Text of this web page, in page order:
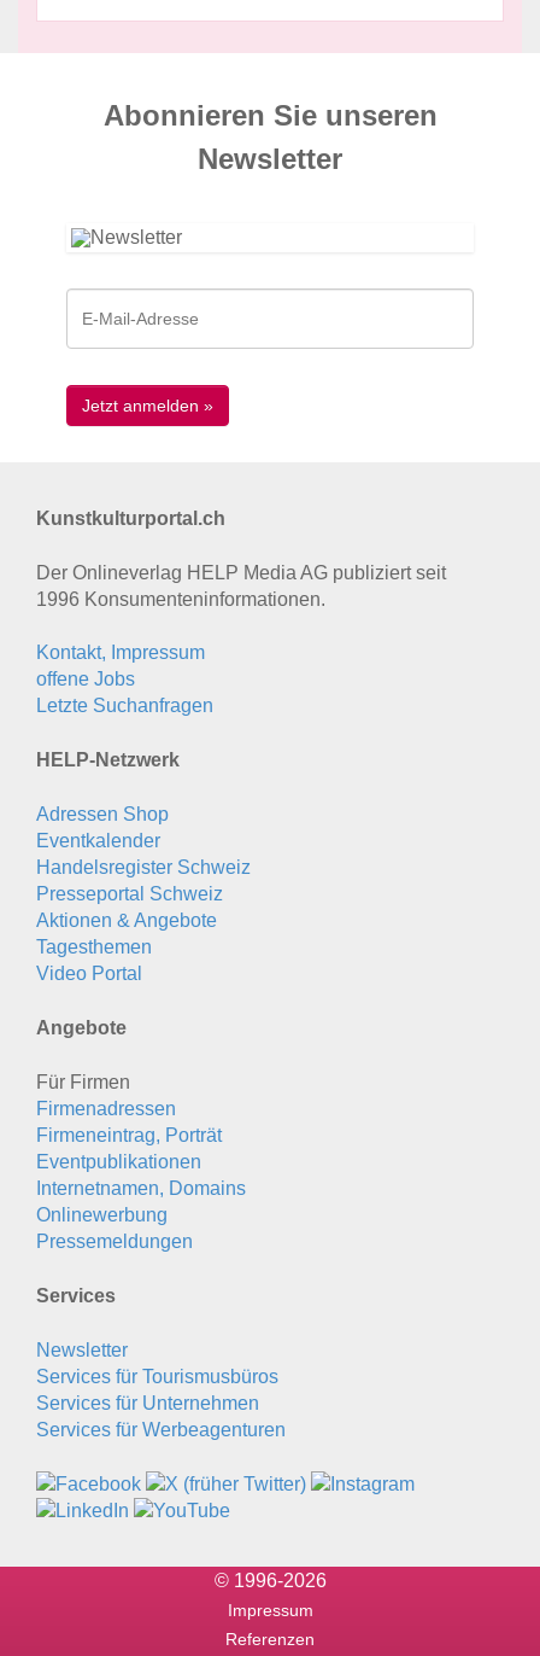
Abonnieren Sie unseren
News­letter
Kunstkulturportal.ch
Der Onlineverlag HELP Media AG publiziert seit
1996 Konsumenten­informationen.
Kontakt, Impressum
offene Jobs
Letzte Suchanfragen
HELP-Netzwerk
Adressen Shop
Eventkalender
Handelsregister Schweiz
Presseportal Schweiz
Aktionen & Angebote
Tagesthemen
Video Portal
Angebote
Für Firmen
Firmenadressen
Firmeneintrag, Porträt
Eventpublikationen
Internetnamen, Domains
Onlinewerbung
Pressemeldungen
Services
Newsletter
Services für Tourismusbüros
Services für Unternehmen
Services für Werbeagenturen
© 1996-2026
Impressum
Referenzen